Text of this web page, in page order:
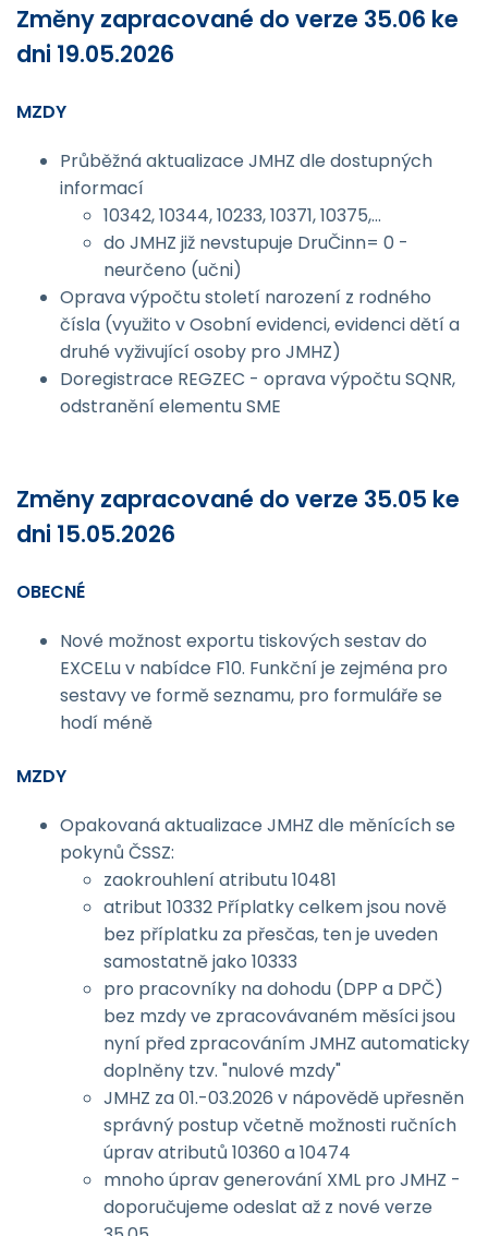
Změny zapracované do verze 35.06 ke
dni 19.05.2026
MZDY
Průběžná aktualizace JMHZ dle dostupných
informací
10342, 10344, 10233, 10371, 10375,...
do JMHZ již nevstupuje DruČinn= 0 -
neurčeno (učni)
Oprava výpočtu století narození z rodného
čísla (využito v Osobní evidenci, evidenci dětí a
druhé vyživující osoby pro JMHZ)
Doregistrace REGZEC - oprava výpočtu SQNR,
odstranění elementu SME
Změny zapracované do verze 35.05 ke
dni 15.05.2026
OBECNÉ
Nové možnost exportu tiskových sestav do
EXCELu v nabídce F10. Funkční je zejména pro
sestavy ve formě seznamu, pro formuláře se
hodí méně
MZDY
Opakovaná aktualizace JMHZ dle měnících se
pokynů ČSSZ:
zaokrouhlení atributu 10481
atribut 10332 Příplatky celkem jsou nově
bez příplatku za přesčas, ten je uveden
samostatně jako 10333
pro pracovníky na dohodu (DPP a DPČ)
bez mzdy ve zpracovávaném měsíci jsou
nyní před zpracováním JMHZ automaticky
doplněny tzv. "nulové mzdy"
JMHZ za 01.-03.2026 v nápovědě upřesněn
správný postup včetně možnosti ručních
úprav atributů 10360 a 10474
mnoho úprav generování XML pro JMHZ -
doporučujeme odeslat až z nové verze